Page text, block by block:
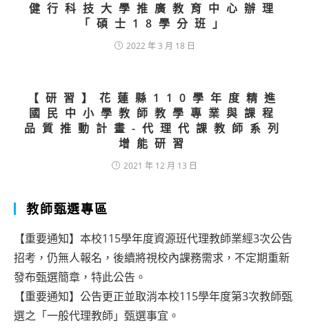
健行科技大學推廣教育中心辦理
「碩士18學分班」
2022 年 3 月 18 日
【研習】花蓮縣110學年度精進
國民中小學教師教學專業與課程
品質推動計畫-代理代課教師系列
增能研習
2021 年 12 月 13 日
教師甄選專區
【重要通知】本校115學年度資源班代理教師業經3次公告
招考，仍無人報名，後續將視校內課務需求，不定期重新
發布甄選簡章，特此公告。
【重要通知】公告更正並取消本校115學年度第3次教師甄
選之「一般代理教師」甄選事宜。